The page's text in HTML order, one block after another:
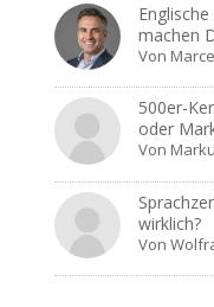
machen
Von
500er-
oder
Von
wirklich?
Von